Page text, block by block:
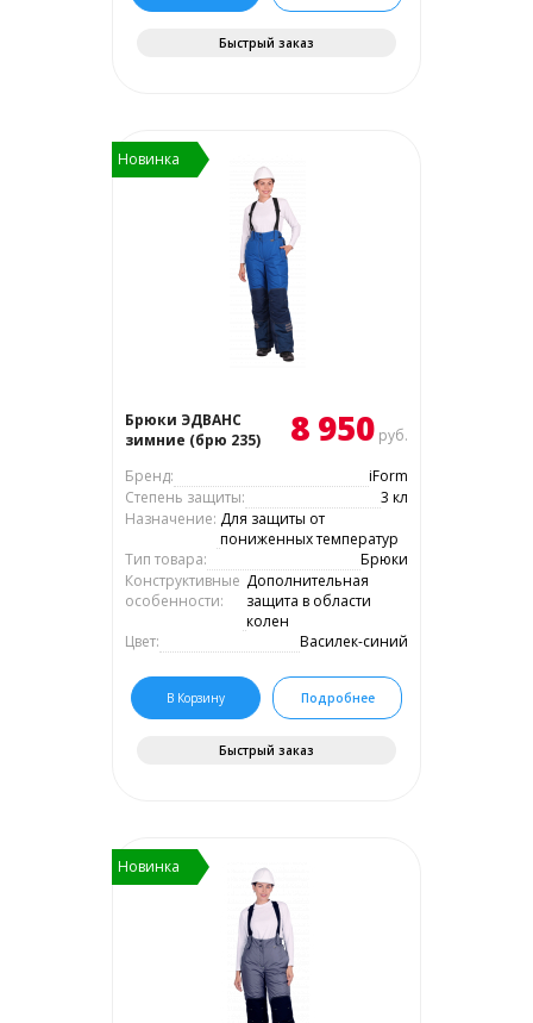
Быстрый заказ
Новинка
Брюки ЭДВАНС
зимние (брю 235)
8 950 руб.
Бренд:
iForm
Степень защиты:
3 кл
Назначение: Для защиты от
пониженных температур
Тип товара:
Брюки
Конструктивные
особенности:
Дополнительная
защита в области
колен
Цвет:
Василек-синий
В Корзину Подробнее
Быстрый заказ
Новинка